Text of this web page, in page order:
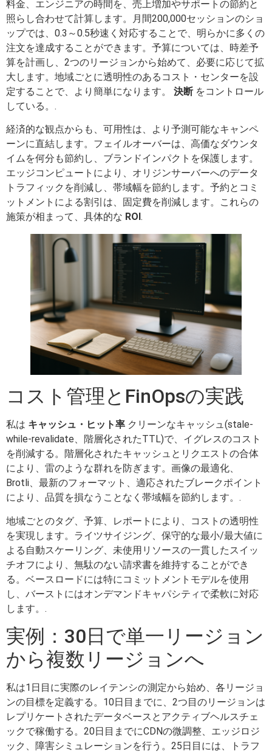
料金、エンジニアの時間を、売上増加やサポートの節約と
照らし合わせて計算します。月間200,000セッションのショ
ップでは、0.3～0.5秒速く対応することで、明らかに多くの
注文を達成することができます。予算については、時差予
算を計画し、2つのリージョンから始めて、必要に応じて拡
大します。地域ごとに透明性のあるコスト・センターを設
定することで、より簡単になります。 決断 をコントロール
している。.
経済的な観点からも、可用性は、より予測可能なキャンペ
ーンに直結します。フェイルオーバーは、高価なダウンタ
イムを何分も節約し、ブランドインパクトを保護します。
エッジコンピュートにより、オリジンサーバーへのデータ
トラフィックを削減し、帯域幅を節約します。予約とコミ
ットメントによる割引は、固定費を削減します。これらの
施策が相まって、具体的な ROI .
コスト管理とFinOpsの実践
私は キャッシュ・ヒット率 クリーンなキャッシュ(stale-
while-revalidate、階層化されたTTL)で、イグレスのコスト
を削減する。階層化されたキャッシュとリクエストの合体
により、雷のような群れを防ぎます。画像の最適化、
Brotli、最新のフォーマット、適応されたブレークポイント
により、品質を損なうことなく帯域幅を節約します。.
地域ごとのタグ、予算、レポートにより、コストの透明性
を実現します。ライツサイジング、保守的な最小/最大値に
よる自動スケーリング、未使用リソースの一貫したスイッ
チオフにより、無駄のない請求書を維持することができ
る。ベースロードには特にコミットメントモデルを使用
し、バーストにはオンデマンドキャパシティで柔軟に対応
します。.
実例：30日で単一リージョン
から複数リージョンへ
私は1日目に実際のレイテンシの測定から始め、各リージョ
ンの目標を定義する。10日目までに、2つ目のリージョンは
レプリケートされたデータベースとアクティブヘルスチェ
ックで稼働する。20日目までにCDNの微調整、エッジロジ
ック、障害シミュレーションを行う。25日目には、トラフ